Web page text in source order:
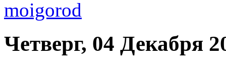
Четверг, 04 Декабря